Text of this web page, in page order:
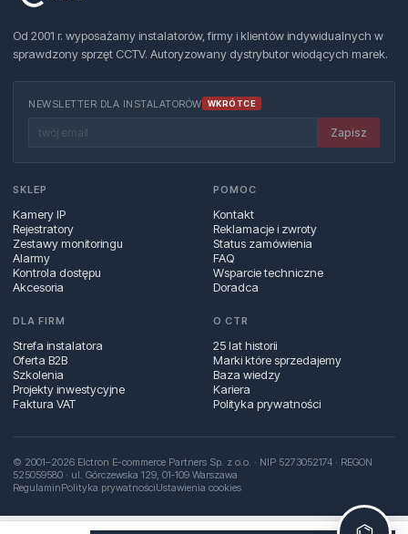
Od 2001 r. wyposażamy instalatorów, firmy i klientów indywidualnych w
sprawdzony sprzęt CCTV. Autoryzowany dystrybutor wiodących marek.
NEWSLETTER DLA INSTALATORÓW WKRÓTCE
Zapisz
SKLEP
Kamery IP
Rejestratory
Zestawy monitoringu
Alarmy
Kontrola dostępu
Akcesoria
POMOC
Kontakt
Reklamacje i zwroty
Status zamówienia
FAQ
Wsparcie techniczne
Doradca
DLA FIRM
Strefa instalatora
Oferta B2B
Szkolenia
Projekty inwestycyjne
Faktura VAT
O CTR
25 lat historii
Marki które sprzedajemy
Baza wiedzy
Kariera
Polityka prywatności
© 2001–2026 Elctron E-commerce Partners Sp. z o.o. · NIP 5273052174 · REGON
525059580 · ul. Górczewska 129, 01‑109 Warszawa
RegulaminPolityka prywatnościUstawienia cookies